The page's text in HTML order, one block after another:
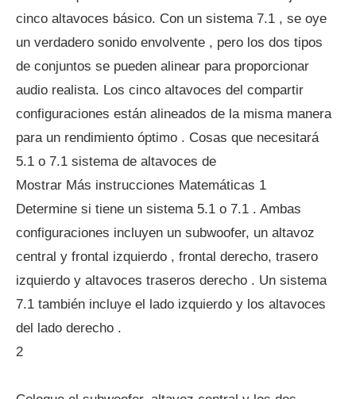
cinco altavoces básico. Con un sistema 7.1 , se oye
un verdadero sonido envolvente , pero los dos tipos
de conjuntos se pueden alinear para proporcionar
audio realista. Los cinco altavoces del compartir
configuraciones están alineados de la misma manera
para un rendimiento óptimo . Cosas que necesitará
5.1 o 7.1 sistema de altavoces de
Mostrar Más instrucciones Matemáticas 1
Determine si tiene un sistema 5.1 o 7.1 . Ambas
configuraciones incluyen un subwoofer, un altavoz
central y frontal izquierdo , frontal derecho, trasero
izquierdo y altavoces traseros derecho . Un sistema
7.1 también incluye el lado izquierdo y los altavoces
del lado derecho .
2